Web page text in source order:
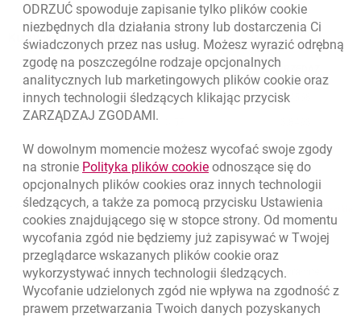
Kursy wymiany walut
Kursy wymiany walut. Data aktualizacji: 7.08.2026, 12:53:25
WALUTA KUPNO SPRZEDAŻ
EUR 4.1346 4.4568
USD
CHF 4.4312 4.7764
GBP 4.822 5.1978
7.08.2026, 12:53:25 Zobacz wszystkie
Ochrona danychotwiera się w nowej karcie
Ustawieniacookies Zastrzeżenia prawne
Mapa strony otwiera się w nowej karcie
ODRZUĆ spowoduje zapisanie tylko plików cookie
niezbędnych dla działania strony lub dostarczenia Ci
świadczonych przez nas usług. Możesz wyrazić odrębną
zgodę na poszczególne rodzaje opcjonalnych
analitycznych lub marketingowych plików cookie oraz
innych technologii śledzących klikając przycisk
ZARZĄDZAJ ZGODAMI.
W dowolnym momencie możesz wycofać swoje zgody
na stronie Polityka plików cookielink otwiera się w nowym
odnoszące się do
opcjonalnych plików cookies oraz innych technologii
śledzących, a także za pomocą przycisku Ustawienia
cookies znajdującego się w stopce strony. Od momentu
wycofania zgód nie będziemy już zapisywać w Twojej
przeglądarce wskazanych plików cookie oraz
wykorzystywać innych technologii śledzących.
Wycofanie udzielonych zgód nie wpływa na zgodność z
prawem przetwarzania Twoich danych pozyskanych